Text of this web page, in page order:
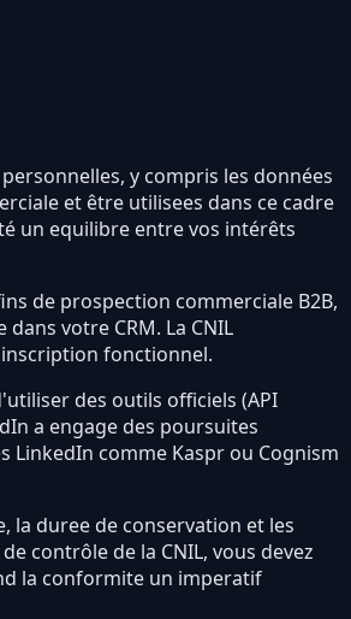
y compris les données
et être utilisees dans ce cadre
un equilibre entre vos intérêts
de prospection commerciale B2B,
votre CRM. La CNIL
fonctionnel.
des outils officiels (API
a engage des poursuites
comme Kaspr ou Cognism
la duree de conservation et les
contrôle de la CNIL, vous devez
la conformite un imperatif